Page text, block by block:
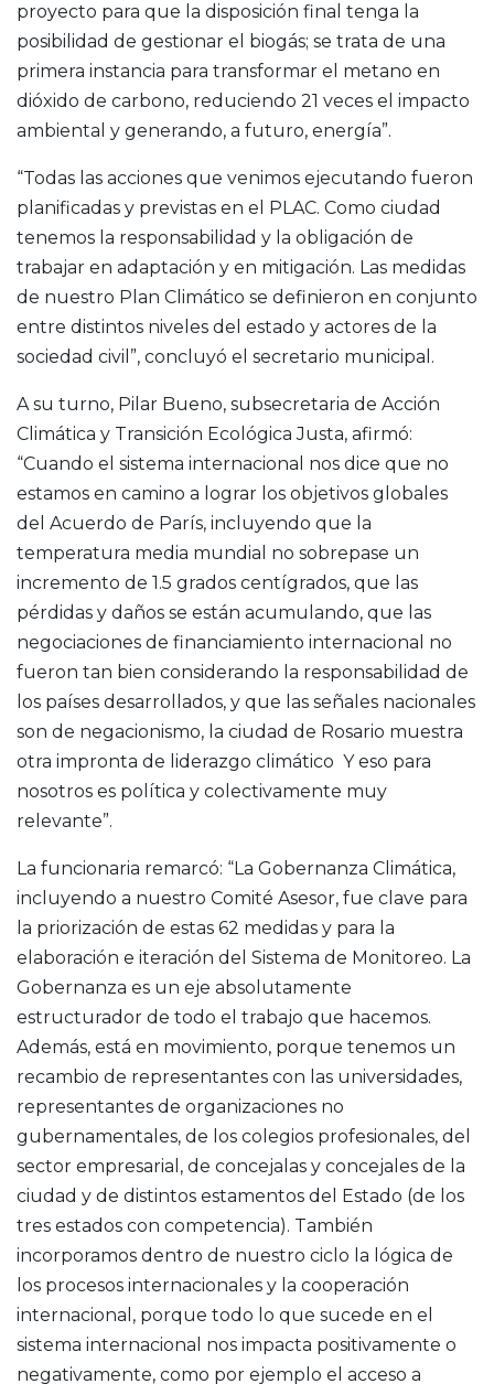
proyecto para que la disposición final tenga la
posibilidad de gestionar el biogás; se trata de una
primera instancia para transformar el metano en
dióxido de carbono, reduciendo 21 veces el impacto
ambiental y generando, a futuro, energía”.
“Todas las acciones que venimos ejecutando fueron
planificadas y previstas en el PLAC. Como ciudad
tenemos la responsabilidad y la obligación de
trabajar en adaptación y en mitigación. Las medidas
de nuestro Plan Climático se definieron en conjunto
entre distintos niveles del estado y actores de la
sociedad civil”, concluyó el secretario municipal.
A su turno, Pilar Bueno, subsecretaria de Acción
Climática y Transición Ecológica Justa, afirmó:
“Cuando el sistema internacional nos dice que no
estamos en camino a lograr los objetivos globales
del Acuerdo de París, incluyendo que la
temperatura media mundial no sobrepase un
incremento de 1.5 grados centígrados, que las
pérdidas y daños se están acumulando, que las
negociaciones de financiamiento internacional no
fueron tan bien considerando la responsabilidad de
los países desarrollados, y que las señales nacionales
son de negacionismo, la ciudad de Rosario muestra
otra impronta de liderazgo climático Y eso para
nosotros es política y colectivamente muy
relevante”.
La funcionaria remarcó: “La Gobernanza Climática,
incluyendo a nuestro Comité Asesor, fue clave para
la priorización de estas 62 medidas y para la
elaboración e iteración del Sistema de Monitoreo. La
Gobernanza es un eje absolutamente
estructurador de todo el trabajo que hacemos.
Además, está en movimiento, porque tenemos un
recambio de representantes con las universidades,
representantes de organizaciones no
gubernamentales, de los colegios profesionales, del
sector empresarial, de concejalas y concejales de la
ciudad y de distintos estamentos del Estado (de los
tres estados con competencia). También
incorporamos dentro de nuestro ciclo la lógica de
los procesos internacionales y la cooperación
internacional, porque todo lo que sucede en el
sistema internacional nos impacta positivamente o
negativamente, como por ejemplo el acceso a